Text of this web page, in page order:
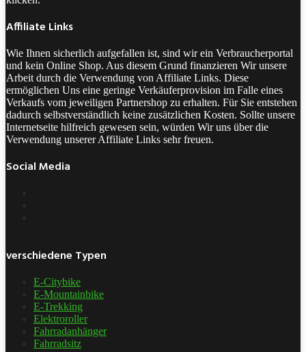
Affiliate Links
Wie Ihnen sicherlich aufgefallen ist, sind wir ein Verbraucherportal
und kein Online Shop. Aus diesem Grund finanzieren Wir unsere
Arbeit durch die Verwendung von Affiliate Links. Diese
ermöglichen Uns eine geringe Verkäuferprovision im Falle eines
Verkaufs vom jeweiligen Partnershop zu erhalten. Für Sie entstehen
dadurch selbstverständlich keine zusätzlichen Kosten. Sollte unsere
Internetseite hilfreich gewesen sein, würden Wir uns über die
Verwendung unserer Affiliate Links sehr freuen.
Social Media
verschiedene Typen
E-Citybike
E-Mountainbike
E-Trekking
Elektroroller
Fahrradanhänger
Fahrradsitz